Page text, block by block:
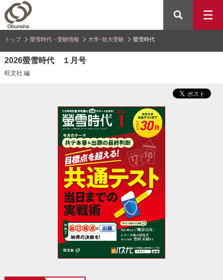
トップ 螢雪時代・受験情報 大学･短大受験 螢雪時代
2026螢雪時代 １月号
旺文社 編